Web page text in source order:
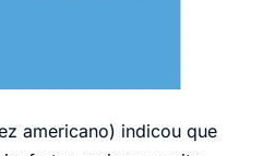
americano) indicou que